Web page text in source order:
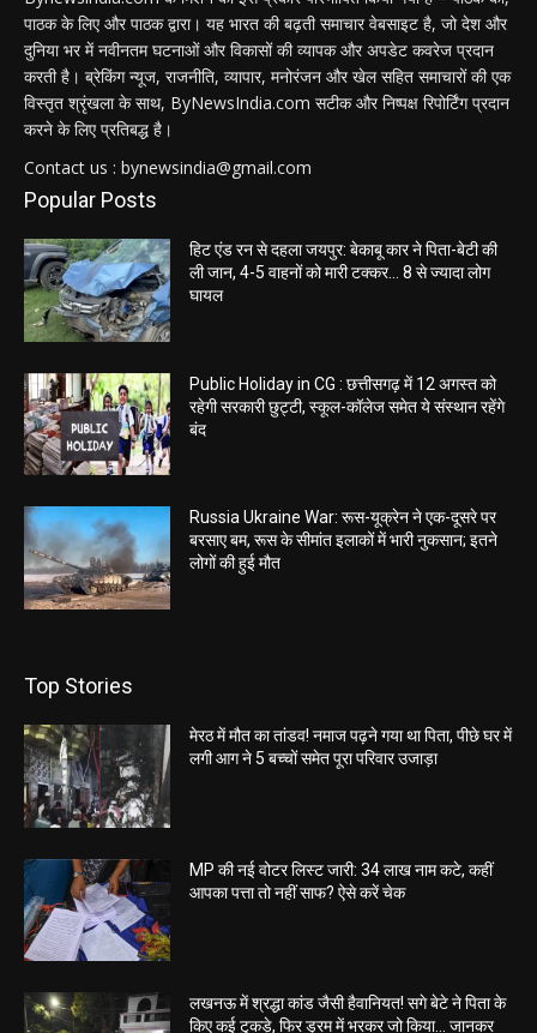
पाठक के लिए और पाठक द्वारा। यह भारत की बढ़ती समाचार वेबसाइट है, जो देश और
दुनिया भर में नवीनतम घटनाओं और विकासों की व्यापक और अपडेट कवरेज प्रदान
करती है। ब्रेकिंग न्यूज, राजनीति, व्यापार, मनोरंजन और खेल सहित समाचारों की एक
विस्तृत श्रृंखला के साथ, ByNewsIndia.com सटीक और निष्पक्ष रिपोर्टिंग प्रदान
करने के लिए प्रतिबद्ध है।
Contact us : bynewsindia@gmail.com
Popular Posts
हिट एंड रन से दहला जयपुर: बेकाबू कार ने पिता-बेटी की
ली जान, 4-5 वाहनों को मारी टक्कर… 8 से ज्यादा लोग
घायल
Public Holiday in CG : छत्तीसगढ़ में 12 अगस्त को
रहेगी सरकारी छुट्टी, स्कूल-कॉलेज समेत ये संस्थान रहेंगे
बंद
Russia Ukraine War: रूस-यूक्रेन ने एक-दूसरे पर
बरसाए बम, रूस के सीमांत इलाकों में भारी नुकसान; इतने
लोगों की हुई मौत
Top Stories
मेरठ में मौत का तांडव! नमाज पढ़ने गया था पिता, पीछे घर में
लगी आग ने 5 बच्चों समेत पूरा परिवार उजाड़ा
MP की नई वोटर लिस्ट जारी: 34 लाख नाम कटे, कहीं
आपका पत्ता तो नहीं साफ? ऐसे करें चेक
लखनऊ में श्रद्धा कांड जैसी हैवानियत! सगे बेटे ने पिता के
किए कई टुकड़े, फिर ड्रम में भरकर जो किया… जानकर